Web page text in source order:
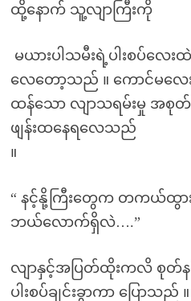
ထို့နောက် သူ့လျာကြီးကို
မယားပါသမီးရဲ့ပါးစပ်လ
လေတော့သည် ။ ကောင်မလေးမှ
ထန်သော လျာသရမ်းမှု အစုတ်
ဖျန်းထနေရလေသည်
။
“ နင့်နို့ကြီးတွေက တကယ်ထွာ
ဘယ်လောက်ရှိလဲ….”
လျာနှင့်အပြတ်ထိုးကလိ စုတ်န
ပါးစပ်ချင်းခွာကာ ပြော